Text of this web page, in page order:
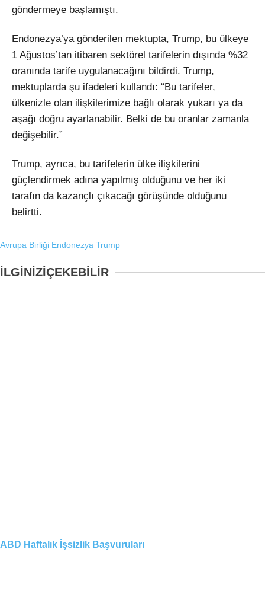
göndermeye başlamıştı.
Endonezya’ya gönderilen mektupta, Trump, bu ülkeye
1 Ağustos’tan itibaren sektörel tarifelerin dışında %32
oranında tarife uygulanacağını bildirdi. Trump,
mektuplarda şu ifadeleri kullandı: “Bu tarifeler,
ülkenizle olan ilişkilerimize bağlı olarak yukarı ya da
aşağı doğru ayarlanabilir. Belki de bu oranlar zamanla
değişebilir.”
Trump, ayrıca, bu tarifelerin ülke ilişkilerini
güçlendirmek adına yapılmış olduğunu ve her iki
tarafın da kazançlı çıkacağı görüşünde olduğunu
belirtti.
Avrupa Birliği Endonezya Trump
İLGİNİZİÇEKEBİLİR
ABD Haftalık İşsizlik Başvuruları